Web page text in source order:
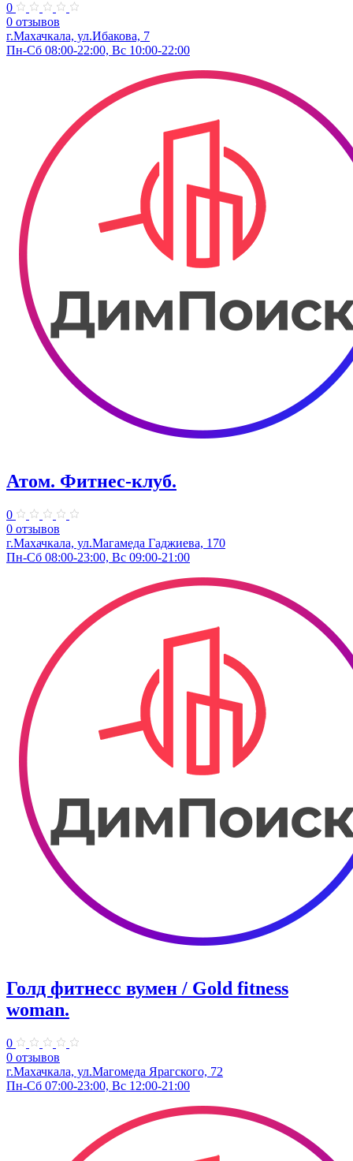
0
0 отзывов
г.Махачкала, ​ул.Ибакова, 7
Пн-Сб 08:00-22:00, Вс 10:00-22:00
Атом. Фитнес-клуб.
0
0 отзывов
г.Махачкала, ул.​Магамеда Гаджиева, 170
Пн-Сб 08:00-23:00, Вс 09:00-21:00
Голд фитнесс вумен / Gold fitness
woman.
0
0 отзывов
г.Махачкала, ул.Магомеда Ярагского, 72
Пн-Сб 07:00-23:00, Вс 12:00-21:00